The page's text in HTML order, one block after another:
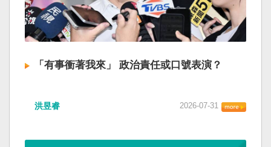
「有事衝著我來」 政治責任或口號表演？
洪昱睿 2026-07-31